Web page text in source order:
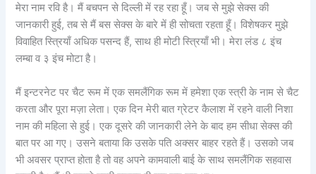
मेरा नाम रवि है। मैं बचपन से दिल्ली में रह रहा हूँ। जब से मुझे सेक्स की
जानकारी हुई, तब से मैं बस सेक्स के बारे में ही सोचता रहता हूँ। विशेषकर मुझे
विवाहित स्त्रियाँ अधिक पसन्द हैं, साथ ही मोटी स्त्रियाँ भी। मेरा लंड ८ इंच
लम्बा व ३ इंच मोटा है।
मैं इन्टरनेट पर चैट रूम में एक समलैंगिक रूम में हमेशा एक स्त्री के नाम से चैट
करता और पूरा मज़ा लेता। एक दिन मेरी बात ग्रेटर कैलाश में रहने वाली निशा
नाम की महिला से हुई। एक दूसरे की जानकारी लेने के बाद हम सीधा सेक्स की
बात पर आ गए। उसने बताया कि उसके पति अक्सर बाहर रहते हैं। उसको जब
भी अवसर प्राप्त होता है तो वह अपने कामवाली बाई के साथ समलैंगिक सहवास